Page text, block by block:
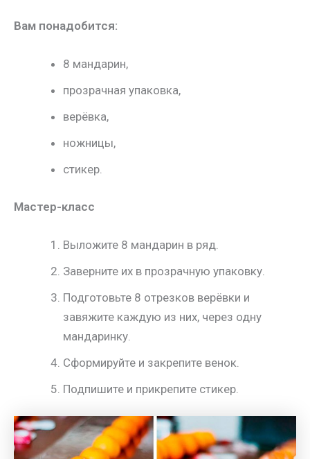
Вам понадобится:
8 мандарин,
прозрачная упаковка,
верёвка,
ножницы,
стикер.
Мастер-класс
Выложите 8 мандарин в ряд.
Заверните их в прозрачную упаковку.
Подготовьте 8 отрезков верёвки и
завяжите каждую из них, через одну
мандаринку.
Сформируйте и закрепите венок.
Подпишите и прикрепите стикер.